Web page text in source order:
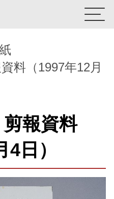
鹿窟事件
安康接待室
料（1997年12月
剪報資料
4日）